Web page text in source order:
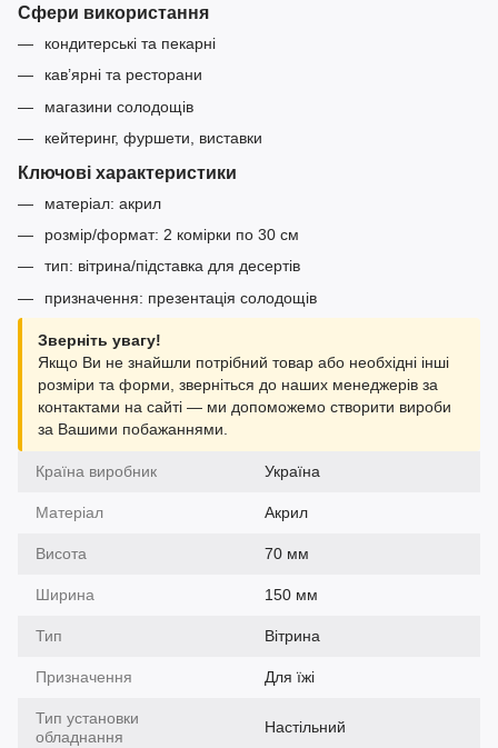
Сфери використання
кондитерські та пекарні
кав’ярні та ресторани
магазини солодощів
кейтеринг, фуршети, виставки
Ключові характеристики
матеріал: акрил
розмір/формат: 2 комірки по 30 см
тип: вітрина/підставка для десертів
призначення: презентація солодощів
Зверніть увагу!
Якщо Ви не знайшли потрібний товар або необхідні інші
розміри та форми, зверніться до наших менеджерів за
контактами на сайті — ми допоможемо створити вироби
за Вашими побажаннями.
Країна виробник Україна
Матеріал Акрил
Висота 70 мм
Ширина 150 мм
Тип Вітрина
Призначення Для їжі
Тип установки
обладнання
Настільний